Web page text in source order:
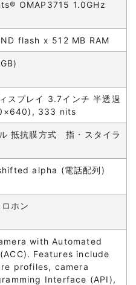
OMAP3715 1.0GHz
flash x 512 MB RAM
スプレイ 3.7インチ 半透過
333 nits
抵抗膜方式 指・スタイラ
alpha (電話配列)
ホン
with Automated
Features include
profiles, camera
Interface (API),